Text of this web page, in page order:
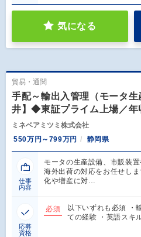
気になる
貿易・通関
手配～輸出入管理（モータ
井】◆東証プライム上場／年
ミネベアミツミ株式会社
550万円～799万円
静岡県
仕事
内容
モータの生産設備、市販装
海外出荷の対応をお任せし
化や増産に対…
応募
資格
必須
以下いずれも必須 ・
ての経験 ・英語スキ